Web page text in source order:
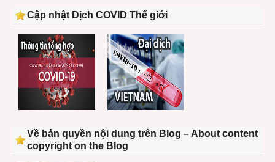
Cập nhật Dịch COVID Thế giới
Về bản quyền nội dung trên Blog – About content
copyright on the Blog